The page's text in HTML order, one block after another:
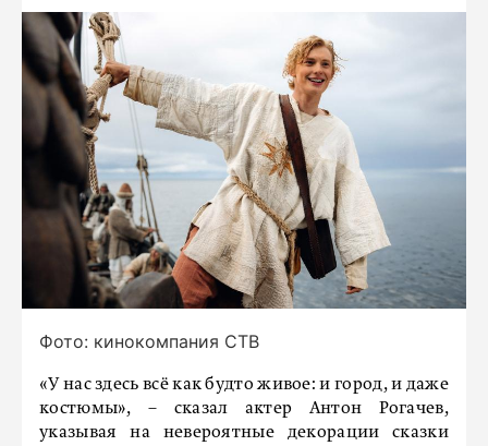
Фото: кинокомпания СТВ
«У нас здесь всё как будто живое: и город, и даже
костюмы», – сказал актер Антон Рогачев,
указывая на невероятные декорации сказки